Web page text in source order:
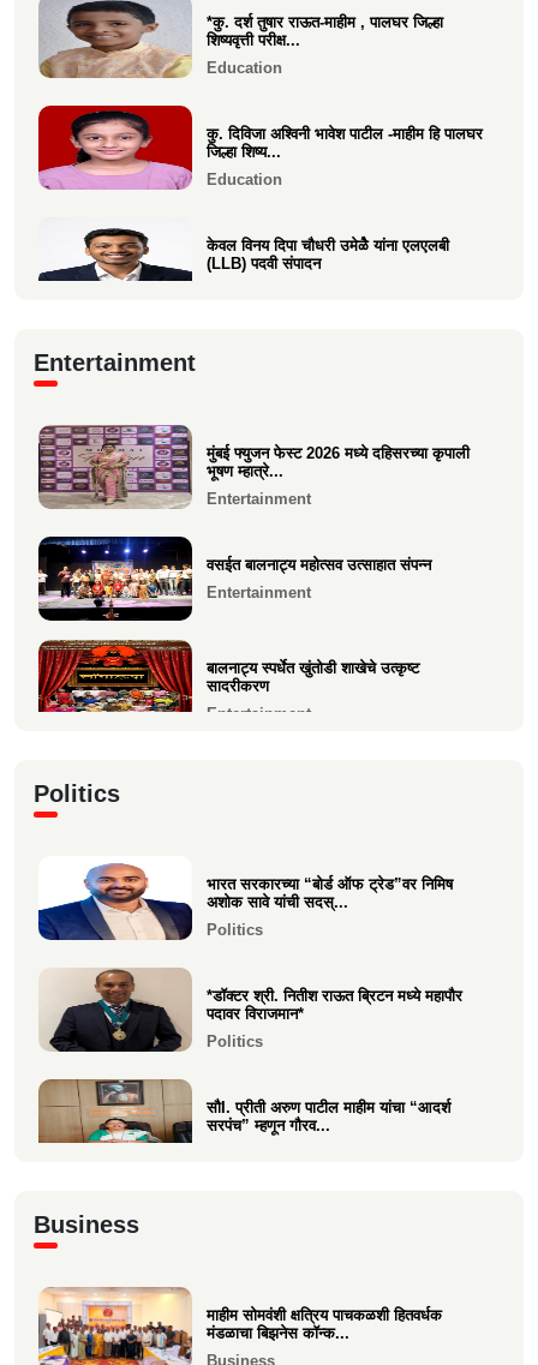
वसईच्या कु. वीरा चौधरीची पालघर जिल्हा
किकबॉक्सिंग स्पर्धेत स...
Sports
*कु. दर्श तुषार राऊत-माहीम , पालघर जिल्हा
शिष्यवृत्ती परीक्ष...
Education
कु. दिविजा अश्विनी भावेश पाटील -माहीम हि पालघर
जिल्हा शिष्य...
Education
केवल विनय दिपा चौधरी उमेळेै यांना एलएलबी
(LLB) पदवी संपादन
१२ वी CET परीक्षेत सुप्रिया पराग वर्तक (केळवे.
अंबारे) हिचे...
Entertainment
मुंबई फ्युजन फेस्ट 2026 मध्ये दहिसरच्या कृपाली
भूषण म्हात्रे...
Entertainment
वसईत बालनाट्य महोत्सव उत्साहात संपन्न
Entertainment
बालनाट्य स्पर्धेत खुंतोडी शाखेचे उत्कृष्ट
सादरीकरण
Entertainment
नीरज चुरी निर्मित“साबर बोंडं” – अनेक
आंतरराष्ट्रीय पुरस्कारा...
Entertainment
Politics
भारत सरकारच्या “बोर्ड ऑफ ट्रेड”वर निमिष
अशोक सावे यांची सदस्...
Politics
*डॉक्टर श्री. नितीश राऊत ब्रिटन मध्ये महापौर
पदावर विराजमान*
Politics
सौI. प्रीती अरुण पाटील माहीम यांचा “आदर्श
सरपंच” म्हणून गौरव...
श्री. अजूभाई यशवंत ठाकूर ह्यांची मा.श्री.उद्धव
बाळासाहेब ठा...
Business
माहीम सोमवंशी क्षत्रिय पाचकळशी हितवर्धक
मंडळाचा बिझनेस कॉन्क...
Business